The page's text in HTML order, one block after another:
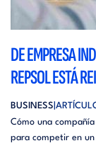
DE EMPRESA
REPSOL ESTÁ
BUSINESS
Cómo una
para competir en